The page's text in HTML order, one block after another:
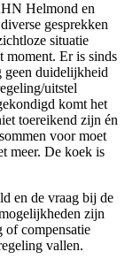
Helmond en
gesprekken
situatie
moment. Er is sinds
geen duidelijkheid
uitstel
komt het
toereikend zijn én
voor moet
meer. De koek is
en de vraag bij de
zijn
of compensatie
vallen.